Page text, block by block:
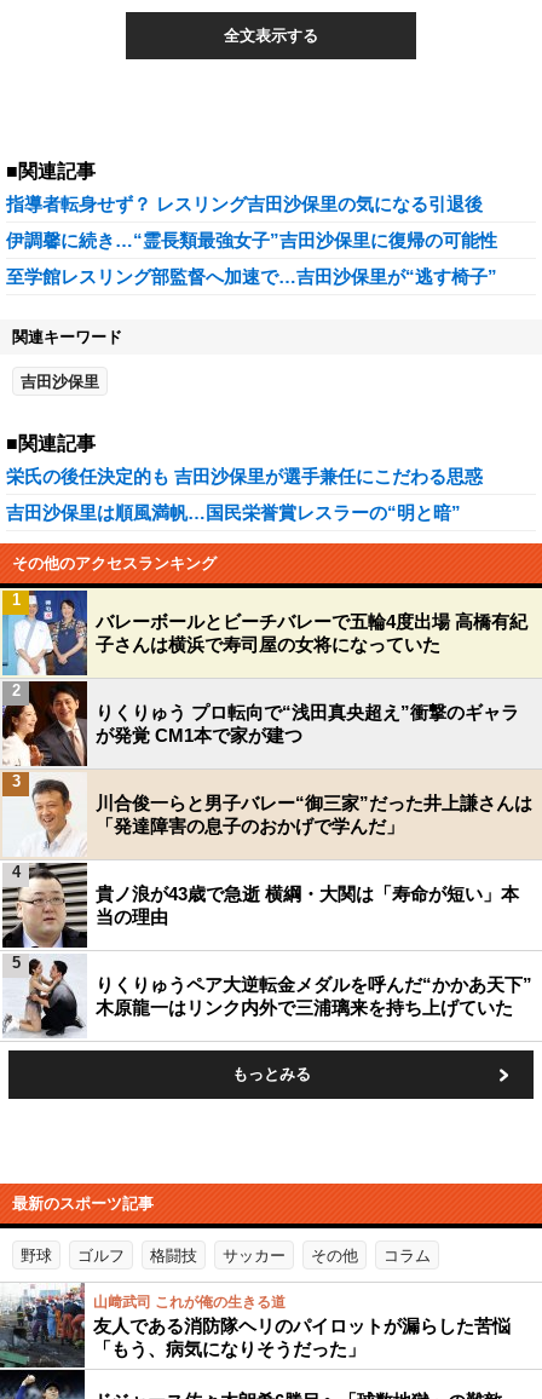
全文表示する
■関連記事
指導者転身せず？ レスリング吉田沙保里の気になる引退後
伊調馨に続き…“霊長類最強女子”吉田沙保里に復帰の可能性
至学館レスリング部監督へ加速で…吉田沙保里が“逃す椅子”
関連キーワード
吉田沙保里
■関連記事
栄氏の後任決定的も 吉田沙保里が選手兼任にこだわる思惑
吉田沙保里は順風満帆…国民栄誉賞レスラーの“明と暗”
その他のアクセスランキング
バレーボールとビーチバレーで五輪4度出場 高橋有紀
子さんは横浜で寿司屋の女将になっていた
1
りくりゅう プロ転向で“浅田真央超え”衝撃のギャラ
が発覚 CM1本で家が建つ
2
川合俊一らと男子バレー“御三家”だった井上謙さんは
「発達障害の息子のおかげで学んだ」
3
貴ノ浪が43歳で急逝 横綱・大関は「寿命が短い」本
当の理由
4
りくりゅうペア大逆転金メダルを呼んだ“かかあ天下”
木原龍一はリンク内外で三浦璃来を持ち上げていた
5
もっとみる
最新のスポーツ記事
野球 ゴルフ 格闘技 サッカー その他 コラム
山﨑武司 これが俺の生きる道
友人である消防隊ヘリのパイロットが漏らした苦悩
「もう、病気になりそうだった」